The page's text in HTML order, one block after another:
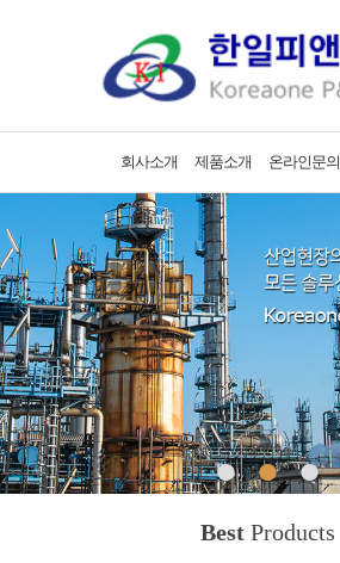
회사소개 제품소개 온라인문의
• • •
BestProducts